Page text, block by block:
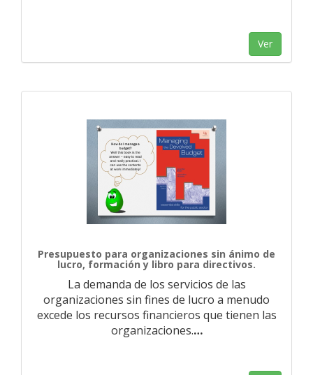
Ver
Presupuesto para organizaciones sin ánimo de
lucro, formación y libro para directivos.
La demanda de los servicios de las
organizaciones sin fines de lucro a menudo
excede los recursos financieros que tienen las
organizaciones.…